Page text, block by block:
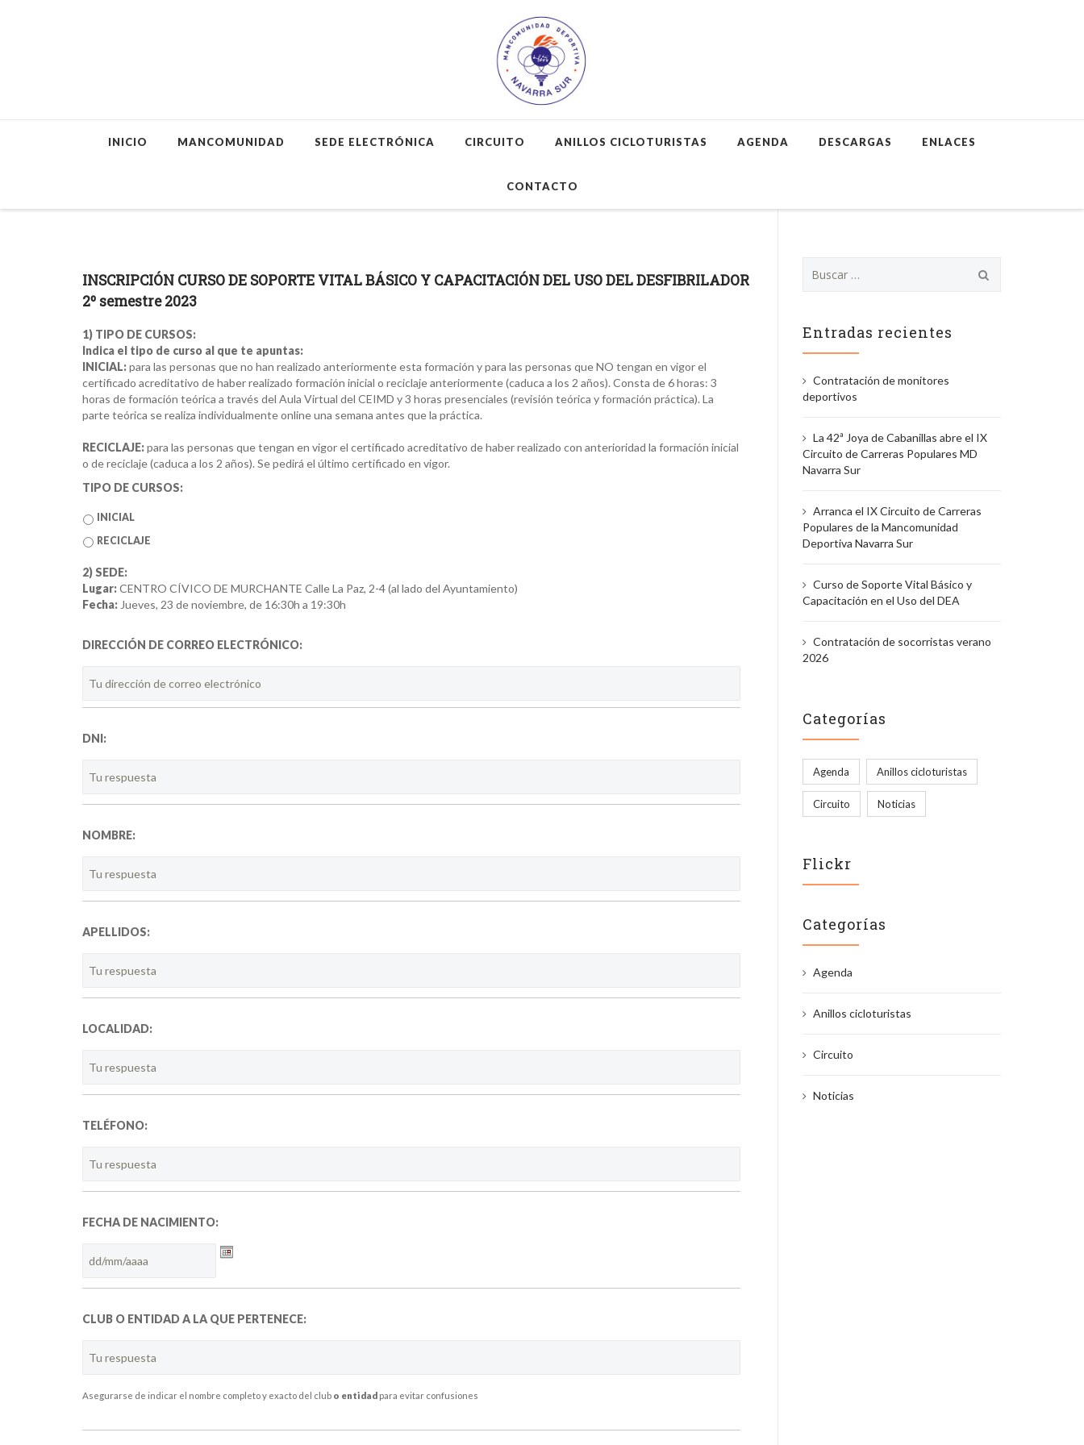
INICIO MANCOMUNIDAD SEDE ELECTRÓNICA CIRCUITO ANILLOS CICLOTURISTAS AGENDA DESCARGAS ENLACES
CONTACTO
INSCRIPCIÓN CURSO DE SOPORTE VITAL BÁSICO Y CAPACITACIÓN DEL USO DEL DESFIBRILADOR
2º semestre 2023
1) TIPO DE CURSOS:
Indica el tipo de curso al que te apuntas:
INICIAL:para las personas que no han realizado anteriormente esta formación y para las personas que NO tengan en vigor el
certificado acreditativo de haber realizado formación inicial o reciclaje anteriormente (caduca a los 2 años). Consta de 6 horas: 3
horas de formación teórica a través del Aula Virtual del CEIMD y 3 horas presenciales (revisión teórica y formación práctica). La
parte teórica se realiza individualmente online una semana antes que la práctica.
RECICLAJE:para las personas que tengan en vigor el certificado acreditativo de haber realizado con anterioridad la formación inicial
o de reciclaje (caduca a los 2 años). Se pedirá el último certificado en vigor.
TIPO DE CURSOS:
INICIAL
RECICLAJE
2) SEDE:
Lugar:CENTRO CÍVICO DE MURCHANTE Calle La Paz, 2-4 (al lado del Ayuntamiento)
Fecha: Jueves, 23 de noviembre, de 16:30h a 19:30h
DIRECCIÓN DE CORREO ELECTRÓNICO:
DNI:
NOMBRE:
APELLIDOS:
LOCALIDAD:
TELÉFONO:
FECHA DE NACIMIENTO:
Formato
MM
CLUB O ENTIDAD A LA QUE PERTENECE:
Asegurarse de indicar el nombre completo y exacto del club o entidad para evitar confusiones
a
Entradas recientes
Contratación de monitores
deportivos
La 42ª Joya de Cabanillas abre el IX
Circuito de Carreras Populares MD
Navarra Sur
Arranca el IX Circuito de Carreras
Populares de la Mancomunidad
Deportiva Navarra Sur
Curso de Soporte Vital Básico y
Capacitación en el Uso del DEA
Contratación de socorristas verano
2026
Categorías
Agenda Anillos cicloturistas
Circuito Noticias
Flickr
Categorías
Agenda
Anillos cicloturistas
Circuito
Noticias